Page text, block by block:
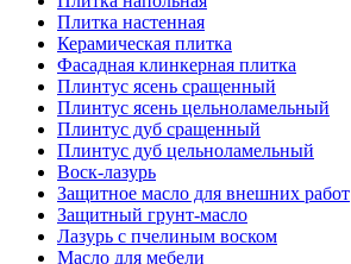
Плитка настенная
Керамическая плитка
Фасадная клинкерная плитка
Плинтус ясень сращенный
Плинтус ясень цельноламельный
Плинтус дуб сращенный
Плинтус дуб цельноламельный
Воск-лазурь
Защитное масло для внешних работ
Защитный грунт-масло
Лазурь с пчелиным воском
Масло для мебели